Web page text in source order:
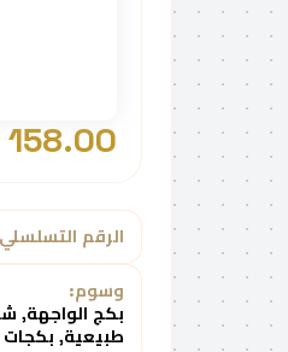
158.00 SAR
الرقم
وسوم:
بكج الواجهة,
طبيعية, بكجات